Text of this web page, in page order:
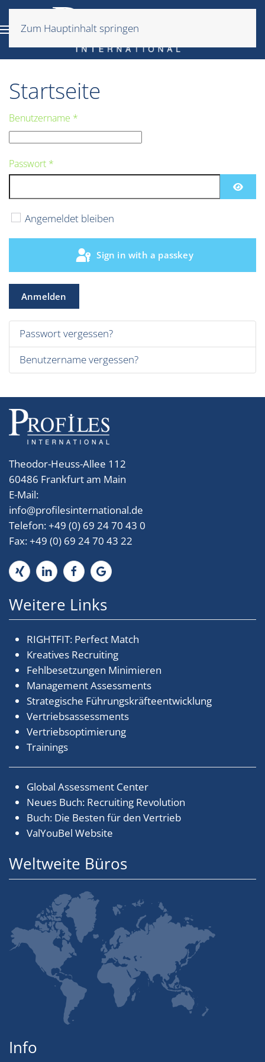
Zum Hauptinhalt springen
Startseite
Benutzername *
Passwort *
Angemeldet bleiben
Sign in with a passkey
Anmelden
Passwort vergessen?
Benutzername vergessen?
Theodor-Heuss-Allee 112
60486 Frankfurt am Main
E-Mail:
info@profilesinternational.de
Telefon: +49 (0) 69 24 70 43 0
Fax: +49 (0) 69 24 70 43 22
Weitere Links
RIGHTFIT: Perfect Match
Kreatives Recruiting
Fehlbesetzungen Minimieren
Management Assessments
Strategische Führungskräfteentwicklung
Vertriebsassessments
Vertriebsoptimierung
Trainings
Global Assessment Center
Neues Buch: Recruiting Revolution
Buch: Die Besten für den Vertrieb
ValYouBel Website
Weltweite Büros
Info